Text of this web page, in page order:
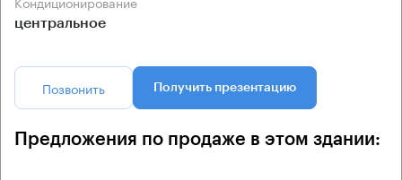
центральное
Позвонить Получить презентацию
Предложения по продаже в этом здании: